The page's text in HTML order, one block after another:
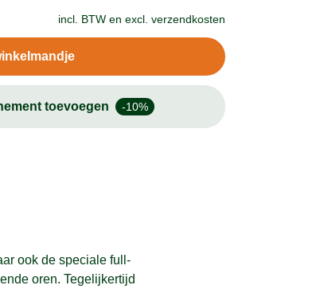
incl. BTW en excl. verzendkosten
toevoegen -10%
ook de speciale full-
oren. Tegelijkertijd